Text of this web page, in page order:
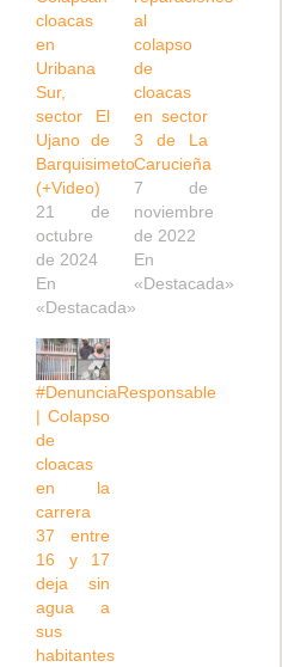
cloacas
en
Uribana
Sur,
sector El
Ujano de
Barquisimeto
(+Video)
21 de
octubre
de 2024
En
«Destacada»
al
colapso
de
cloacas
en sector
3 de La
Carucieña
7 de
noviembre
de 2022
En
«Destacada»
#DenunciaResponsable
| Colapso
de
cloacas
en la
carrera
37 entre
16 y 17
deja sin
agua a
sus
habitantes